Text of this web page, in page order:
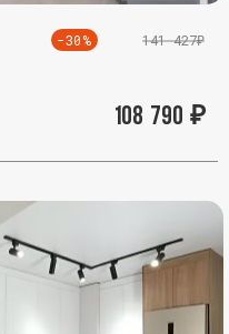
-30% 141 427₽
108 790 ₽